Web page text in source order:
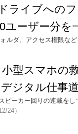
ライブへの
ーザー分を
ルダ、アクセス権限な
型スマホの
ジタル仕事
ピーカー回りの連載を
24）